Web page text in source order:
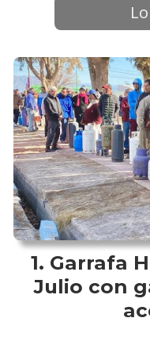
Garrafa
Julio con